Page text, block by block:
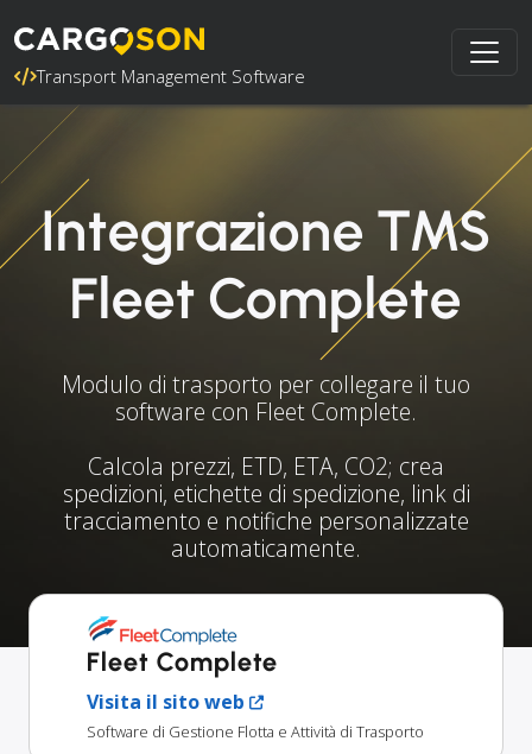
Transport Management Software
Integrazione TMS
Fleet Complete
Modulo di trasporto per collegare il tuo
software con Fleet Complete.
Calcola prezzi, ETD, ETA, CO2; crea
spedizioni, etichette di spedizione, link di
tracciamento e notifiche personalizzate
automaticamente.
Fleet Complete
Visita il sito web
Software di Gestione Flotta e Attività di Trasporto